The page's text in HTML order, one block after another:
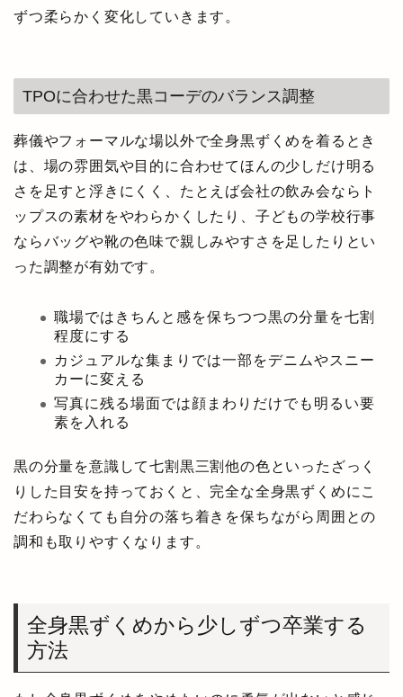
ずつ柔らかく変化していきます。
TPOに合わせた黒コーデのバランス調整
葬儀やフォーマルな場以外で全身黒ずくめを着るとき
は、場の雰囲気や目的に合わせてほんの少しだけ明る
さを足すと浮きにくく、たとえば会社の飲み会ならト
ップスの素材をやわらかくしたり、子どもの学校行事
ならバッグや靴の色味で親しみやすさを足したりとい
った調整が有効です。
職場ではきちんと感を保ちつつ黒の分量を七割
程度にする
カジュアルな集まりでは一部をデニムやスニー
カーに変える
写真に残る場面では顔まわりだけでも明るい要
素を入れる
黒の分量を意識して七割黒三割他の色といったざっく
りした目安を持っておくと、完全な全身黒ずくめにこ
だわらなくても自分の落ち着きを保ちながら周囲との
調和も取りやすくなります。
全身黒ずくめから少しずつ卒業する
方法